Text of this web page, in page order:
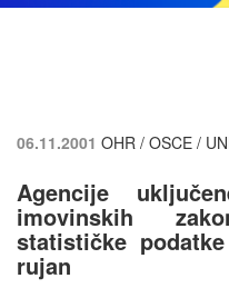
06.11.2001 OHR / OSCE /
Agencije
imovinskih
statističke
rujan